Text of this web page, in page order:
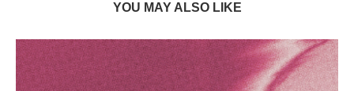
YOU MAY ALSO LIKE